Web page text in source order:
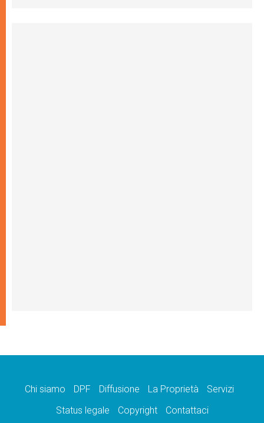
Chi siamo DPF Diffusione La Proprietà
Servizi
Status legale
Copyright Contattaci